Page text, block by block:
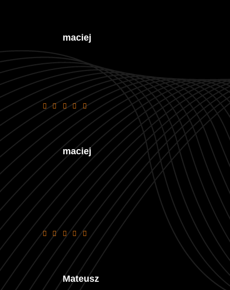
maciej
ok
maciej
Wszystko fajnie tylko frytki jak kamienie.
Widelec sie giął 😅
Mateusz